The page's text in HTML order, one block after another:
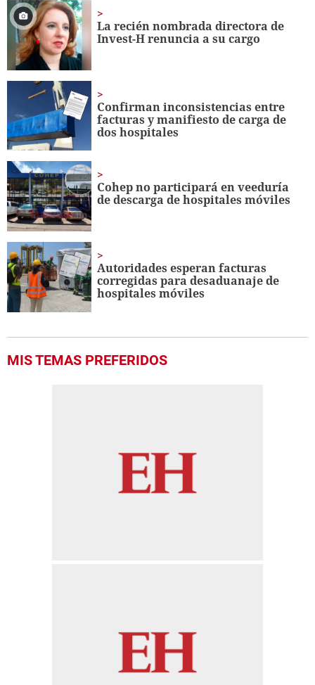
49
seconds
La recién nombrada directora de
Invest-H renuncia a su cargo
Confirman inconsistencias entre
facturas y manifiesto de carga de
dos hospitales
Cohep no participará en veeduría
de descarga de hospitales móviles
Autoridades esperan facturas
corregidas para desaduanaje de
hospitales móviles
MIS TEMAS PREFERIDOS